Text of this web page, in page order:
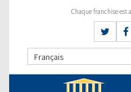
Chaque franchise est
Français